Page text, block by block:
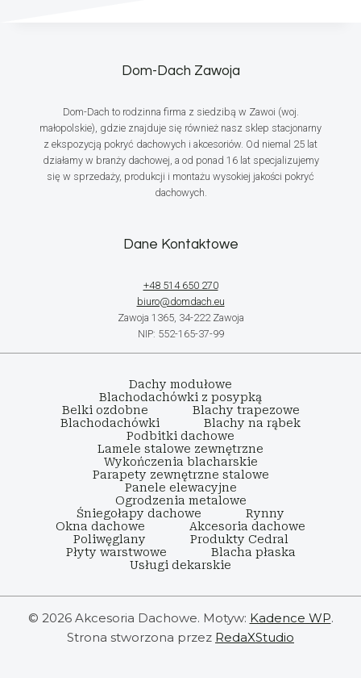
Dom-Dach Zawoja
Dom-Dach to rodzinna firma z siedzibą w Zawoi (woj.
małopolskie), gdzie znajduje się również nasz sklep stacjonarny
z ekspozycją pokryć dachowych i akcesoriów. Od niemal 25 lat
działamy w branży dachowej, a od ponad 16 lat specjalizujemy
się w sprzedaży, produkcji i montażu wysokiej jakości pokryć
dachowych.
Dane Kontaktowe
+48 514 650 270
biuro@domdach.eu
Zawoja 1365, 34-222 Zawoja
NIP: 552-165-37-99
Dachy modułowe
Blachodachówki z posypką
Belki ozdobne
Blachy trapezowe
Blachodachówki
Blachy na rąbek
Podbitki dachowe
Lamele stalowe zewnętrzne
Wykończenia blacharskie
Parapety zewnętrzne stalowe
Panele elewacyjne
Ogrodzenia metalowe
Śniegołapy dachowe
Rynny
Okna dachowe
Akcesoria dachowe
Poliwęglany
Produkty Cedral
Płyty warstwowe
Blacha płaska
Usługi dekarskie
© 2026 Akcesoria Dachowe. Motyw: Kadence WP.
Strona stworzona przez RedaXStudio